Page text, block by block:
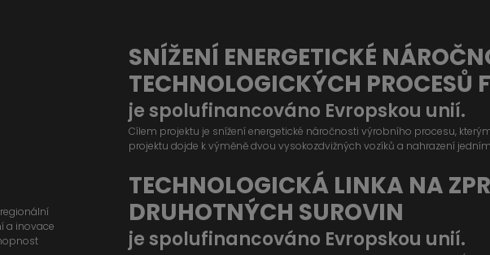
a inovace
SNÍŽENÍ ENERGETICKÉ
TECHNOLOGICKÝCH PROCESŮ
je spolufinancováno Evropskou unií.
Cílem projektu je snížení energetické náročnosti výrobního procesu,
projektu dojde k výměně dvou vysokozdvižných vozíků a nahrazení
TECHNOLOGICKÁ LINKA NA
DRUHOTNÝCH SUROVIN
je spolufinancováno Evropskou unií.